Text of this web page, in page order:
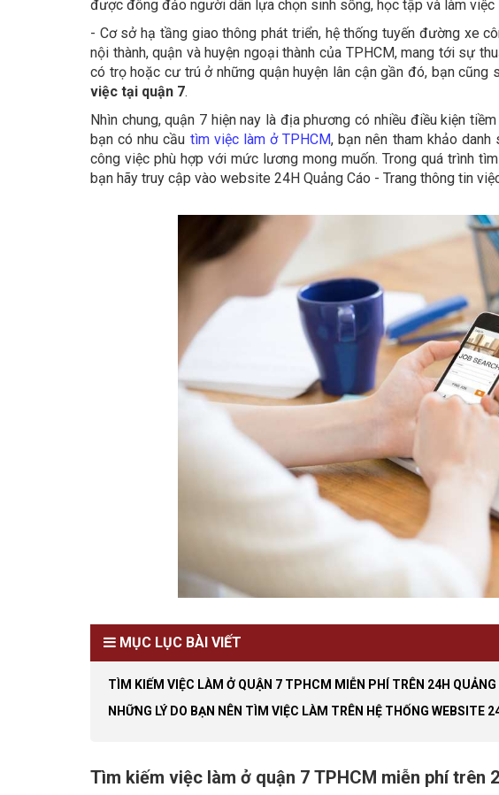
được đông đảo người dân lựa chọn sinh sống, học tập và làm việc
- Cơ sở hạ tầng giao thông phát triển, hệ thống tuyến đường xe
nội thành, quận và huyện ngoại thành của TPHCM, mang tới sự
có trọ hoặc cư trú ở những quận huyện lân cận gần đó, bạn
việc tại quận 7.
Nhìn chung, quận 7 hiện nay là địa phương có nhiều điều kiện
bạn có nhu cầu tìm việc làm ở TPHCM, bạn nên tham khảo danh
công việc phù hợp với mức lương mong muốn. Trong quá trình
bạn hãy truy cập vào website 24H Quảng Cáo - Trang thông tin
MỤC LỤC BÀI VIẾT
TÌM KIẾM VIỆC LÀM Ở QUẬN 7 TPHCM MIỄN PHÍ TRÊN 24H QUẢNG
NHỮNG LÝ DO BẠN NÊN TÌM VIỆC LÀM TRÊN HỆ THỐNG WEBSITE
Tìm kiếm việc làm ở quận 7 TPHCM miễn phí trên